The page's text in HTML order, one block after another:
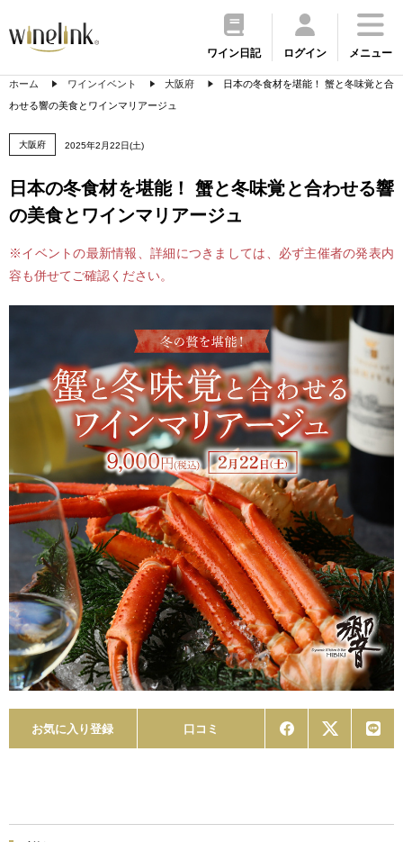
ワイン日記 ログイン メニュー
ホーム ワインイベント 大阪府
日本の冬食材を堪能！ 蟹と冬味覚と合
わせる響の美食とワインマリアージュ
大阪府 2025年2月22日(土)
日本の冬食材を堪能！ 蟹と冬味覚と合わせる響
の美食とワインマリアージュ
※イベントの最新情報、詳細につきましては、必ず主催者の発表内
容も併せてご確認ください。
お気に入り登録 口コミ